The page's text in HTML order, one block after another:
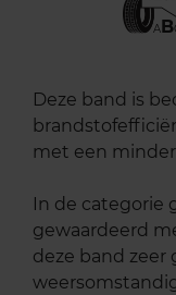
AB
Deze band is
met een
In de categorie
gewaardeerd
deze band